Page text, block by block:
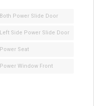
Both Power Slide Door
Left Side Power Slide Door
Power Seat
Power Window Front